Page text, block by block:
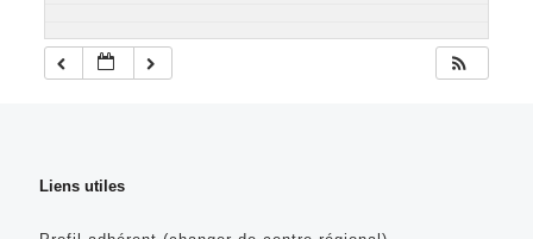
Liens utiles